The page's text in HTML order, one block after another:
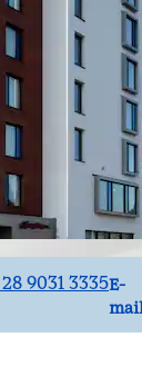
9031 3335E-